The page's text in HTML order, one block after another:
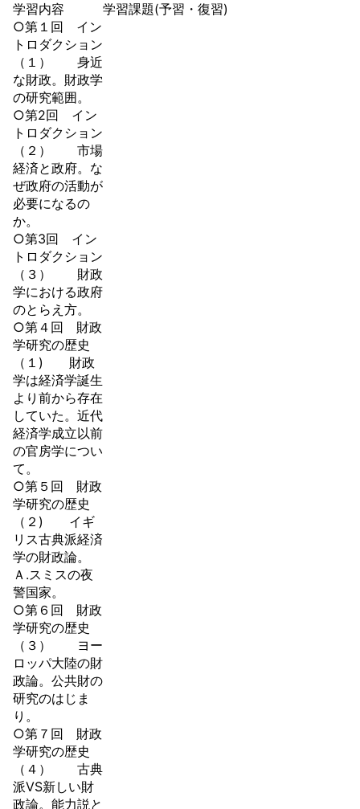
学習内容
学習課題(予習・復習)
○第１回 イン
トロダクション
（１） 身近
な財政。財政学
の研究範囲。
○第2回 イン
トロダクション
（２） 市場
経済と政府。な
ぜ政府の活動が
必要になるの
か。
○第3回 イン
トロダクション
（３） 財政
学における政府
のとらえ方。
○第４回 財政
学研究の歴史
（１) 財政
学は経済学誕生
より前から存在
していた。近代
経済学成立以前
の官房学につい
て。
○第５回 財政
学研究の歴史
（２) イギ
リス古典派経済
学の財政論。
Ａ.スミスの夜
警国家。
○第６回 財政
学研究の歴史
（３） ヨー
ロッパ大陸の財
政論。公共財の
研究のはじま
り。
○第７回 財政
学研究の歴史
（４） 古典
派VS新しい財
政論。能力説と